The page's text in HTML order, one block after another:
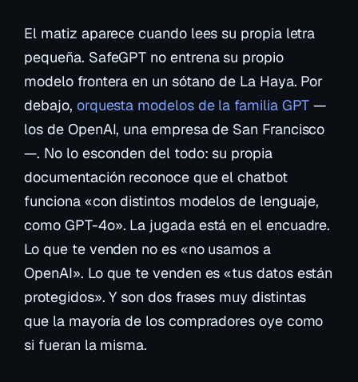
El matiz aparece cuando lees su propia letra
pequeña. SafeGPT no entrena su propio
modelo frontera en un sótano de La Haya. Por
debajo, orquesta modelos de la familia GPT —
los de OpenAI, una empresa de San Francisco
—. No lo esconden del todo: su propia
documentación reconoce que el chatbot
funciona «con distintos modelos de lenguaje,
como GPT-4o». La jugada está en el encuadre.
Lo que te venden no es «no usamos a
OpenAI». Lo que te venden es«tus datos están
protegidos». Y son dos frases muy distintas
que la mayoría de los compradores oye como
si fueran la misma.